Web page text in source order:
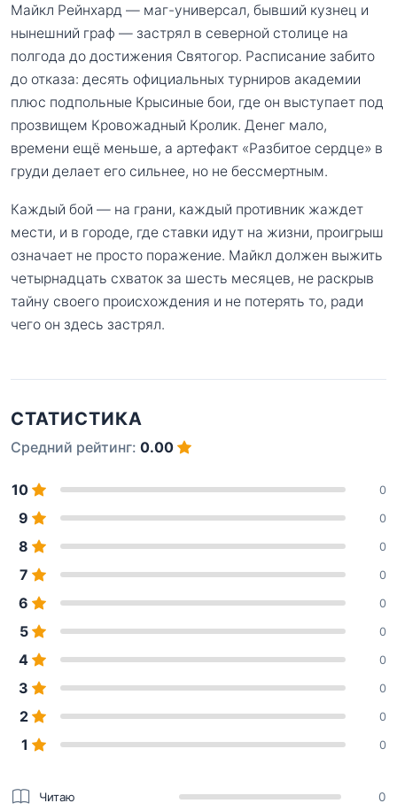
Майкл Рейнхард — маг-универсал, бывший кузнец и
нынешний граф — застрял в северной столице на
полгода до достижения Святогор. Расписание забито
до отказа: десять официальных турниров академии
плюс подпольные Крысиные бои, где он выступает под
прозвищем Кровожадный Кролик. Денег мало,
времени ещё меньше, а артефакт «Разбитое сердце» в
груди делает его сильнее, но не бессмертным.
Каждый бой — на грани, каждый противник жаждет
мести, и в городе, где ставки идут на жизни, проигрыш
означает не просто поражение. Майкл должен выжить
четырнадцать схваток за шесть месяцев, не раскрыв
тайну своего происхождения и не потерять то, ради
чего он здесь застрял.
СТАТИСТИКА
Средний рейтинг: 0.00
10 0
9 0
8 0
7 0
6 0
5 0
4 0
3 0
2 0
1 0
Читаю 0